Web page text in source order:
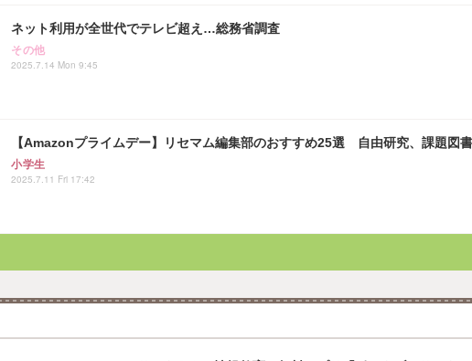
ネット利用が全世代でテレビ超え…総務省調査
その他
2025.7.14 Mon 9:45
【Amazonプライムデー】リセマム編集部のおすすめ25選 自由研究、課題図
小学生
2025.7.11 Fri 17:42